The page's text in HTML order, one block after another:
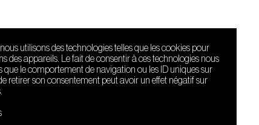
utilisons des technologies telles que les cookies pour
des appareils. Le fait de consentir à ces technologies nous
que le comportement de navigation ou les ID uniques sur
retirer son consentement peut avoir un effet négatif sur